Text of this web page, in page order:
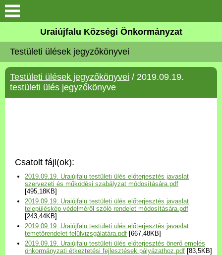
Köszöntő
Elérhetőségek
Uraiújfalu
Választási információk
Versenyképes Járások
Program
Települési Arculati
Kézikönyv
Uraiújfalu Községi Önkormányzat
Testületi ülések jegyzőkönyvei
Testületi ülések jegyzőkönyvei / 2019.09.19.
testületi ülés jegyzőkönyve
Csatolt fájl(ok):
2019.09.19. Uraiújfalu testületi ülés előterjesztés javaslat
szervezeti és működési szabályzat módosítására.pdf
[495,18KB]
2019.09.19. Uraiújfalu testületi ülés előterjesztés javaslat
településkép védelméről szóló rendelet módosítására.pdf
[243,44KB]
2019.09.19. Uraiújfalu testületi ülés előterjesztés javaslat
temetőrendelet felülvizsgálatára.pdf [667,48KB]
2019.09.19. Uraiújfalu testületi ülés előterjesztés önerő emelés
önkormányzati étkeztetési fejlesztések pályázathoz.pdf [83,5KB]